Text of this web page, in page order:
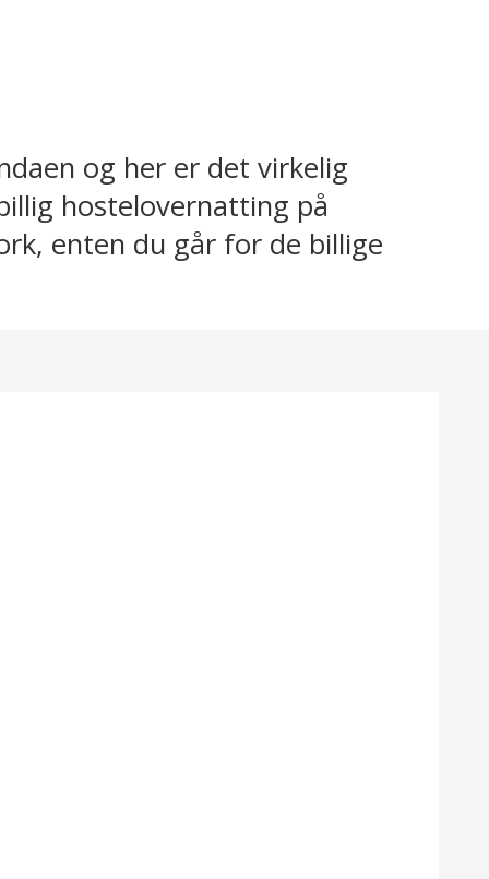
og her er det virkelig
hostelovernatting på
enten du går for de billige